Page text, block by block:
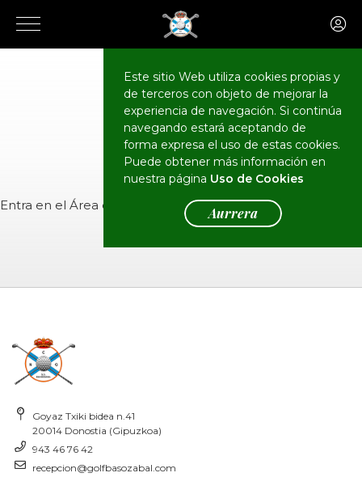
Este sitio Web utiliza cookies propias y
de terceros con objeto de mejorar la
experiencia de navegación. Si continúa
navegando estará aceptando de
forma expresa el uso de estas cookies.
Puede obtener más información en
nuestra página Uso de Cookies
Aurrera
CALENDARIO
Eventos
Entra en el Área de Socios para ver el evento.
Goyaz Txiki bidea n.41
20014 Donostia (Gipuzkoa)
943 46 76 42
recepcion@golfbasozabal.com